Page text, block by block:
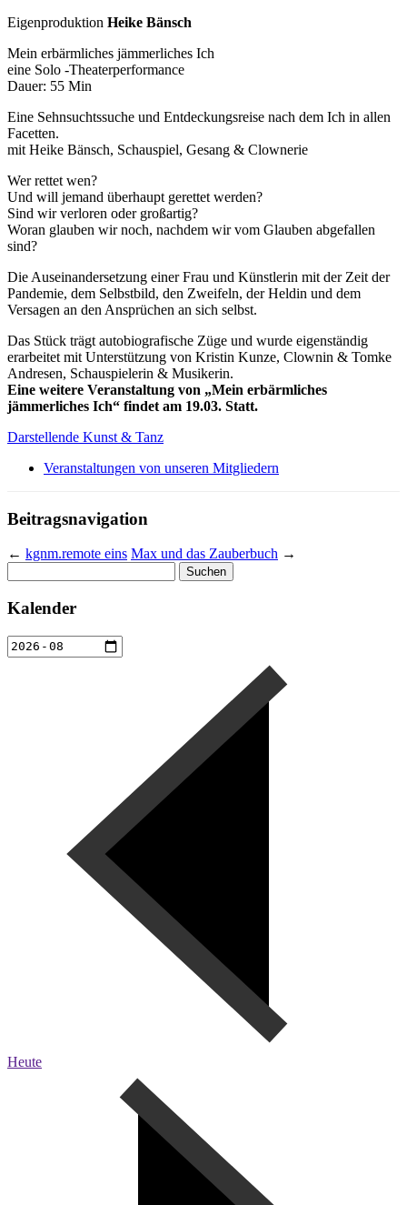
Eigenproduktion Heike Bänsch
Mein erbärmliches jämmerliches Ich
eine Solo -Theaterperformance
Dauer: 55 Min
Eine Sehnsuchtssuche und Entdeckungsreise nach dem Ich in allen
Facetten.
mit Heike Bänsch, Schauspiel, Gesang & Clownerie
Wer rettet wen?
Und will jemand überhaupt gerettet werden?
Sind wir verloren oder großartig?
Woran glauben wir noch, nachdem wir vom Glauben abgefallen
sind?
Die Auseinandersetzung einer Frau und Künstlerin mit der Zeit der
Pandemie, dem Selbstbild, den Zweifeln, der Heldin und dem
Versagen an den Ansprüchen an sich selbst.
Das Stück trägt autobiografische Züge und wurde eigenständig
erarbeitet mit Unterstützung von Kristin Kunze, Clownin & Tomke
Andresen, Schauspielerin & Musikerin.
Eine weitere Veranstaltung von „Mein erbärmliches
jämmerliches Ich“ findet am 19.03. Statt.
Darstellende Kunst & Tanz
Veranstaltungen von unseren Mitgliedern
Beitragsnavigation
← kgnm.remote eins Max und das Zauberbuch →
nach:
Kalender
Heute